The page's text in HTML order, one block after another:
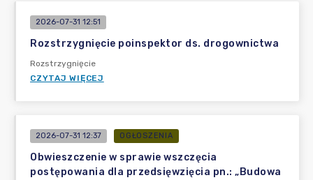
2026-07-31 12:51
Rozstrzygnięcie poinspektor ds. drogownictwa
Rozstrzygnięcie
CZYTAJ WIĘCEJ
2026-07-31 12:37 OGŁOSZENIA
Obwieszczenie w sprawie wszczęcia
postępowania dla przedsięwzięcia pn.: „Budowa